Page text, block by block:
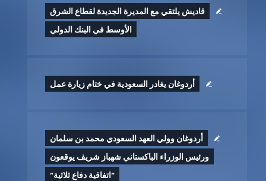
قاديش يلتقي مع المديرة الجديدة لقطاع الشرق
الأوسط في البنك الدولي
أردوغان يغادر السعودية في ختام زيارة عمل
أردوغان وولي العهد السعودي محمد بن سلمان
ورئيس الوزراء الباكستاني شهباز شريف يوقعون
“اتفاقية دفاع ثلاثية”